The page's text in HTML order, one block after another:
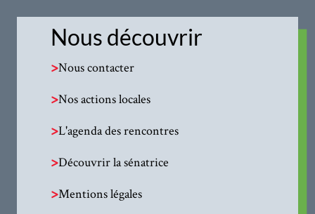
Nous découvrir
>Nous contacter
>Nos actions locales
>L'agenda des rencontres
>Découvrir la sénatrice
>Mentions légales